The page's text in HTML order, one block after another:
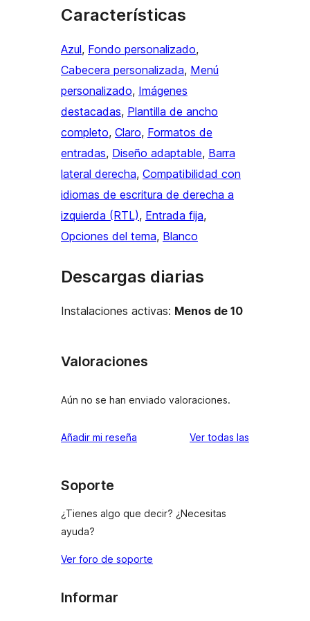
Características
Azul, Fondo personalizado
Cabecera personalizada, Menú
personalizado, Imágenes
destacadas, Plantilla de ancho
completo, Claro, Formatos de
entradas, Diseño adaptable, Barra
lateral derecha, Compatibilidad con
idiomas de escritura de derecha a
izquierda (RTL), Entrada fija
Opciones del tema, Blanco
Descargas diarias
Instalaciones activas: Menos de 10
Valoraciones
Aún no se han enviado valoraciones.
Añadir mi reseña Ver todas las
Soporte
¿Tienes algo que decir? ¿Necesitas
ayuda?
Ver foro de soporte
Informar